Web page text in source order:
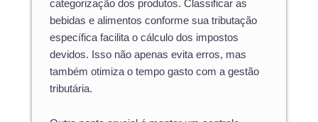
categorização dos produtos. Classificar as
bebidas e alimentos conforme sua tributação
específica facilita o cálculo dos impostos
devidos. Isso não apenas evita erros, mas
também otimiza o tempo gasto com a gestão
tributária.